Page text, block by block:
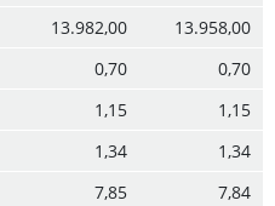
13.982,00
13.958,00
0,70
0,70
1,15
1,15
1,34
1,34
7,85
7,84